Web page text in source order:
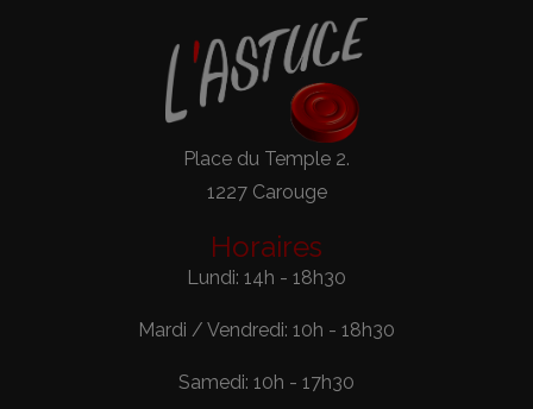
Place du Temple 2.
1227 Carouge
Horaires
Lundi: 14h - 18h30
Mardi / Vendredi: 10h - 18h30
Samedi: 10h - 17h30